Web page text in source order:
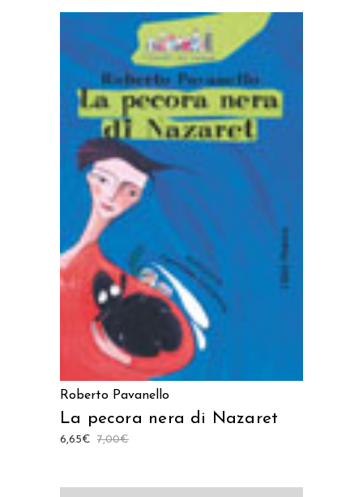
AGGIUNGI AL CARRELLO
Roberto Pavanello
La pecora nera di Nazaret
7,00€
6,65€